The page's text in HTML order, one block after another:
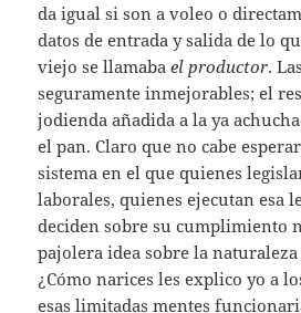
da igual si son a voleo o
datos de entrada y salida de lo
viejo se llamabael productor.
seguramente inmejorables; el
jodienda añadida a la ya
el pan. Claro que no cabe
sistema en el que quienes
laborales, quienes ejecutan esa
deciden sobre su cumplimiento
pajolera idea sobre la
¿Cómo narices les explico yo a
esas limitadas mentes